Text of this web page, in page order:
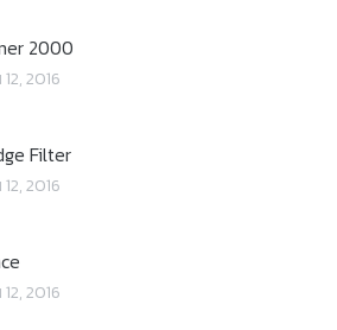
2000
2016
Filter
2016
2016